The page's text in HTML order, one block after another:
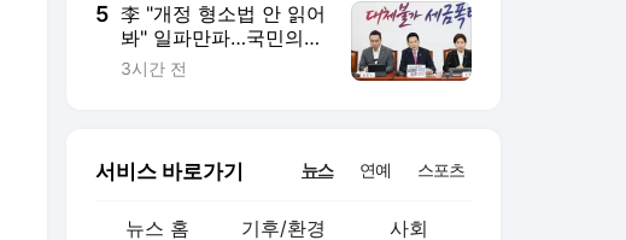
5 李 "개정 형소법 안 읽어
봐" 일파만파…국민의힘
지도부 "정신세계 궁금
3시간 전
서비스 바로가기 뉴스 연예 스포츠
뉴스 홈 기후/환경 사회